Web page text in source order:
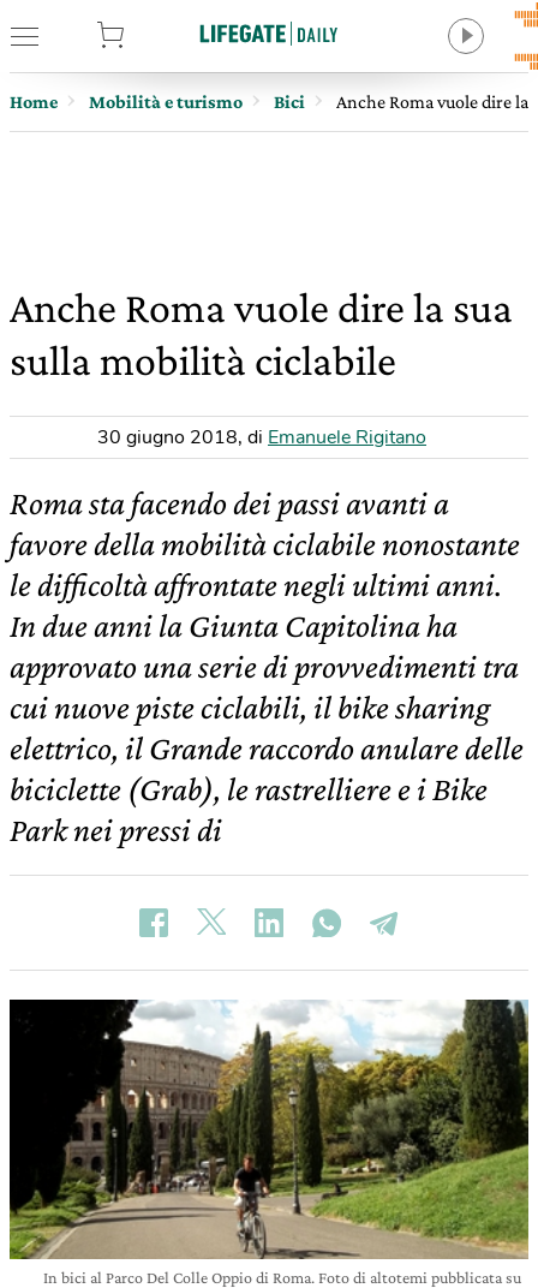
Home Mobilità e turismo Bici Anche Roma vuole dire
Anche Roma vuole dire la sua
sulla mobilità ciclabile
30 giugno 2018, di Emanuele Rigitano
Roma sta facendo dei passi avanti a
favore della mobilità ciclabile nonostante
le difficoltà affrontate negli ultimi anni.
In due anni la Giunta Capitolina ha
approvato una serie di provvedimenti tra
cui nuove piste ciclabili, il bike sharing
elettrico, il Grande raccordo anulare delle
biciclette (Grab), le rastrelliere e i Bike
Park nei pressi di
In bici al Parco Del Colle Oppio di Roma. Foto di altotemi pubblicata su